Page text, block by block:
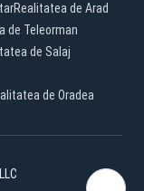
Realitatea de Arad
de Teleorman
de Salaj
de Oradea